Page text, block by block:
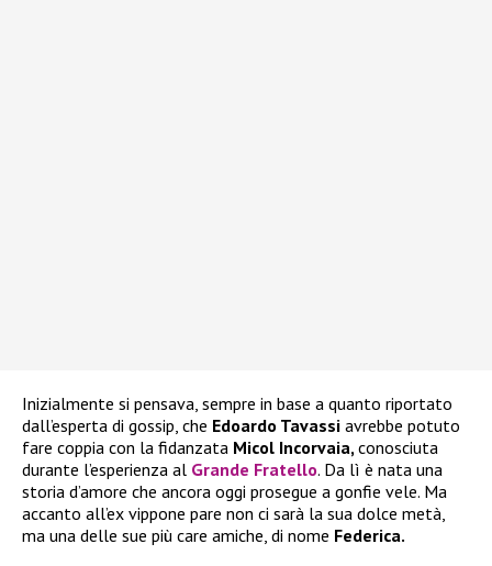
Inizialmente si pensava, sempre in base a quanto riportato
dall’esperta di gossip, che Edoardo Tavassi avrebbe potuto
fare coppia con la fidanzata Micol Incorvaia, conosciuta
durante l’esperienza al Grande Fratello. Da lì è nata una
storia d’amore che ancora oggi prosegue a gonfie vele. Ma
accanto all’ex vippone pare non ci sarà la sua dolce metà,
ma una delle sue più care amiche, di nome Federica.